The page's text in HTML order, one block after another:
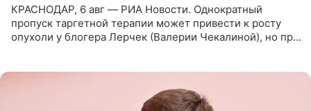
КРАСНОДАР, 6 авг — РИА Новости. Однократный
пропуск таргетной терапии может привести к росту
опухоли у блогера Лерчек (Валерии Чекалиной), но при